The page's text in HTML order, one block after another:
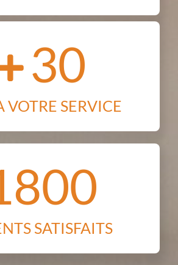
30
VOTRE SERVICE
SATISFAITS